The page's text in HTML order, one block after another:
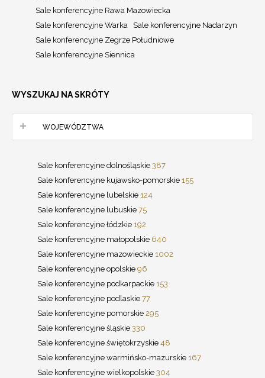
Sale konferencyjne Rawa Mazowiecka
Sale konferencyjne Warka
Sale konferencyjne Nadarzyn
Sale konferencyjne Zegrze Południowe
Sale konferencyjne Siennica
WYSZUKAJ NA SKRÓTY
WOJEWÓDZTWA
Sale konferencyjne dolnośląskie 387
Sale konferencyjne kujawsko-pomorskie 155
Sale konferencyjne lubelskie 124
Sale konferencyjne lubuskie 75
Sale konferencyjne łódzkie 192
Sale konferencyjne małopolskie 640
Sale konferencyjne mazowieckie 1002
Sale konferencyjne opolskie 96
Sale konferencyjne podkarpackie 153
Sale konferencyjne podlaskie 77
Sale konferencyjne pomorskie 295
Sale konferencyjne śląskie 330
Sale konferencyjne świętokrzyskie 48
Sale konferencyjne warmińsko-mazurskie 167
Sale konferencyjne wielkopolskie 304